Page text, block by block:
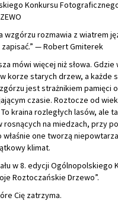
Konkursu
wzgórzu rozmawia z wiatrem
— Robert Gmiterek
mówi więcej niż słowa. Gdzie
korze starych drzew, a każde
jest strażnikiem pamięci
czasie. Roztocze od
kraina rozległych lasów, ale
na miedzach, przy
właśnie one tworzą
klimat.
w 8. edycji Ogólnopolskiego
Roztoczańskie Drzewo”.
Cię zatrzyma.